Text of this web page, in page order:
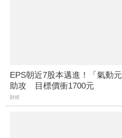
EPS朝近7股本邁進！「氣動
助攻 目標價衝1700元
財經